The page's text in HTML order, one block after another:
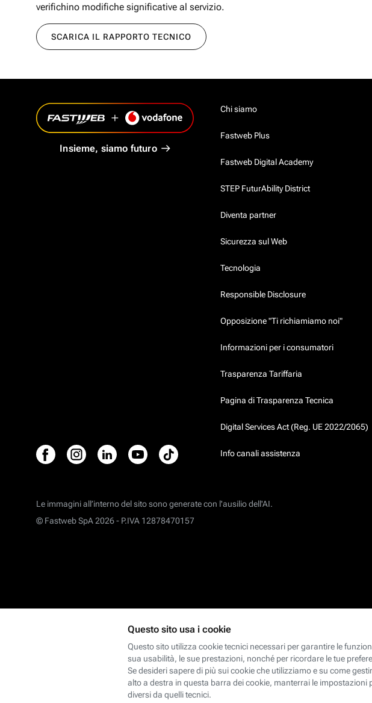
verifichino modifiche significative al servizio.
SCARICA IL RAPPORTO TECNICO
Insieme, siamo futuro
Chi siamo
Fastweb Plus
Fastweb Digital Academy
STEP FuturAbility District
Diventa partner
Sicurezza sul Web
Tecnologia
Responsible Disclosure
Opposizione "Ti richiamiamo noi"
Informazioni per i consumatori
Trasparenza Tariffaria
Pagina di Trasparenza Tecnica
Digital Services Act (Reg. UE 2022/2065)
Info canali assistenza
Le immagini all’interno del sito sono generate con l'ausilio dell'AI.
© Fastweb SpA 2026 - P.IVA 12878470157